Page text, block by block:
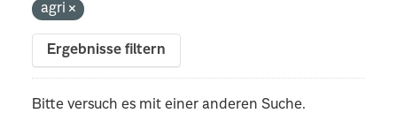
agri
Ergebnisse filtern
Bitte versuch es mit einer anderen Suche.